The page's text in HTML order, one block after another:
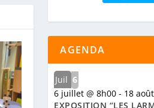
AGENDA
Juil 6
6 juillet @ 8h00 - 18
EXPOSITION “LES